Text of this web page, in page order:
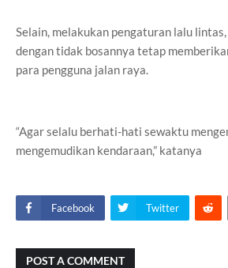
Selain, melakukan pengaturan lalu
dengan tidak bosannya tetap
para pengguna jalan raya.
“Agar selalu berhati-hati sewaktu
mengemudikan kendaraan,” katanya
Facebook Twitter
POST A COMMENT